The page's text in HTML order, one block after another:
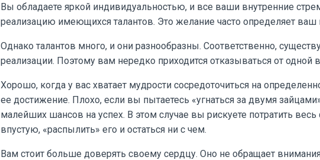
Вы обладаете яркой индивидуальностью, и все ваши внутренние
реализацию имеющихся талантов. Это желание часто определяет ваш
Однако талантов много, и они разнообразны. Соответственно,
реализации. Поэтому вам нередко приходится отказываться от одной
Хорошо, когда у вас хватает мудрости сосредоточиться на
ее достижение. Плохо, если вы пытаетесь «угнаться за двумя
малейших шансов на успех. В этом случае вы рискуете потратить
впустую, «распылить» его и остаться ни с чем.
Вам стоит больше доверять своему сердцу. Оно не обращает